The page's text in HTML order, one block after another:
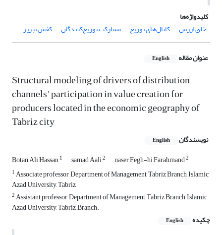
کلیدواژه‌ها
خلق ارزش
کانال‌های توزیع مشارکت توزیع‌کنندگان کفش تبریز
عنوان مقاله English
Structural modeling of drivers of distribution
channels' participation in value creation for
producers located in the economic geography of
Tabriz city
نویسندگان English
Botan Ali Hassan1 samad Aali2 naser Fegh-hi Farahmand2
1Associate professor, Department of Management, Tabriz Branch, Islamic
Azad University, Tabriz,
2Assistant professor, Department of Management, Tabriz Branch, Islamic
Azad University, Tabriz, Branch.
چکیده
English